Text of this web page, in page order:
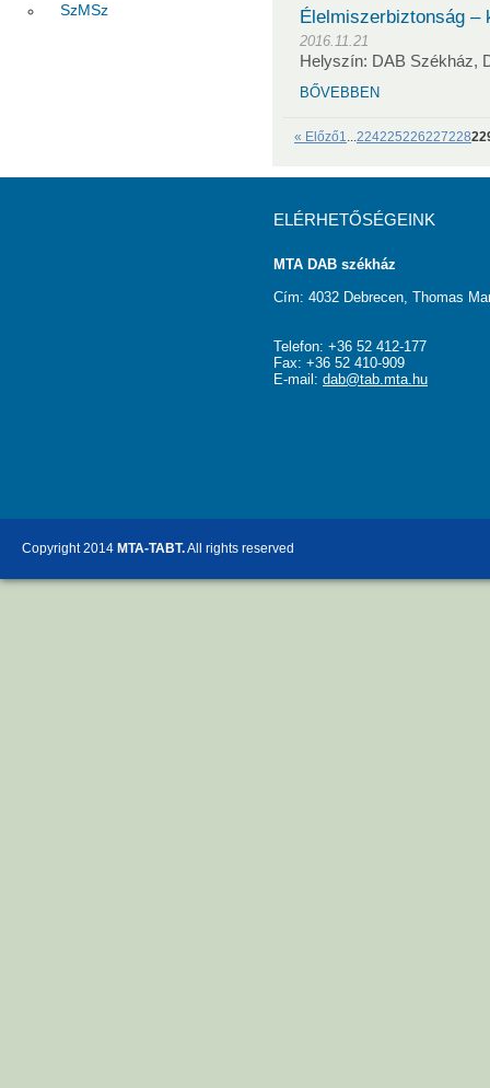
SzMSz Titkárság
Élelmiszerbiztonság
2016.11.21
Helyszín: DAB Székház,
BŐVEBBEN
« Előző1...224225226227228
ELÉRHETŐSÉGEINK
MTA DAB székház
Cím: 4032 Debrecen, Thomas
Telefon: +36 52 412-177
Fax: +36 52 410-909
E-mail: dab@tab.mta.hu
Copyright 2014 MTA-TABT.All rights reserved